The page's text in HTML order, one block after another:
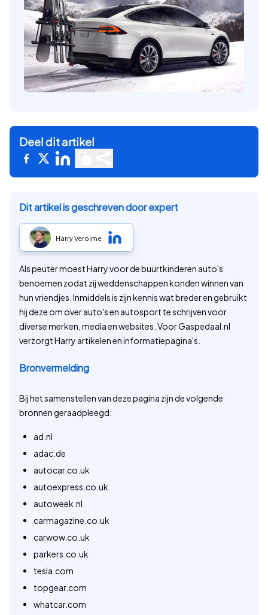
Deel dit artikel
Dit artikel is geschreven door expert
Harry Verolme
Als peuter moest Harry voor de buurtkinderen auto's
benoemen zodat zij weddenschappen konden winnen van
hun vriendjes. Inmiddels is zijn kennis wat breder en gebruikt
hij deze om over auto's en autosport te schrijven voor
diverse merken, media en websites. Voor Gaspedaal.nl
verzorgt Harry artikelen en informatiepagina's.
Bronvermelding
Bij het samenstellen van deze pagina zijn de volgende
bronnen geraadpleegd:
ad.nl
adac.de
autocar.co.uk
autoexpress.co.uk
autoweek.nl
carmagazine.co.uk
carwow.co.uk
parkers.co.uk
tesla.com
topgear.com
whatcar.com